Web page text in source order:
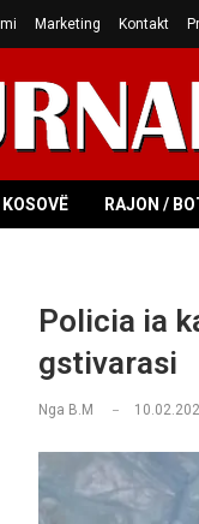
Marketing Kontakt
KOSOVË RAJON /
Policia ia
gstivarasi
Nga B.M